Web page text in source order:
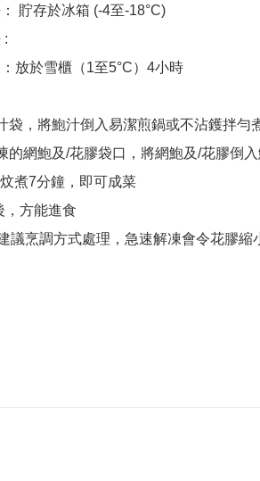
貯存於冰箱 (-4至-18°C)
:
放於雪櫃（1至5°C）4小時
袋，將鮑汁倒入易潔煎鍋或不沾鑊拌勻
的網鮑及/花膠袋口，將網鮑及/花膠倒
煮7分鐘，即可成菜
，方能進食
議烹調方式處理，急速解凍會令花膠縮